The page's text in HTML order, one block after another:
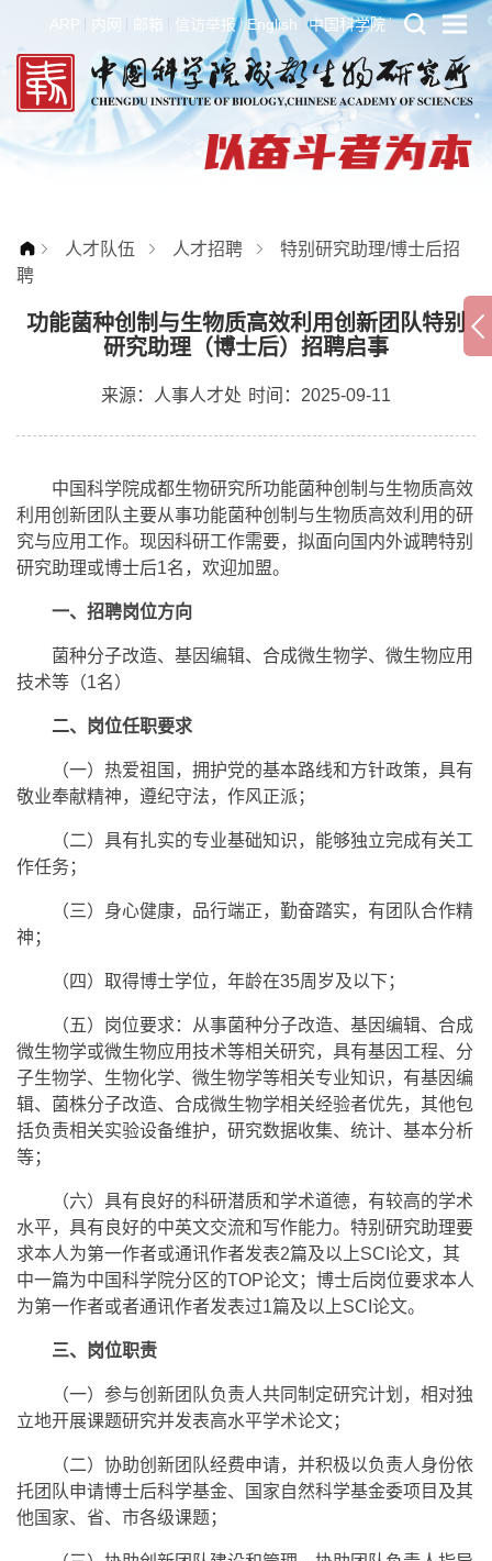
ARP 内网 邮箱 信访举报 English 中国科学院
人才队伍 人才招聘
特别研究助理/博士后招
聘
功能菌种创制与生物质高效利用创新团队特别
研究助理（博士后）招聘启事
来源： 人事人才处 时间：2025-09-11
中国科学院成都生物研究所功能菌种创制与生物质高效
利用创新团队主要从事功能菌种创制与生物质高效利用的研
究与应用工作。现因科研工作需要，拟面向国内外诚聘特别
研究助理或博士后1名，欢迎加盟。
一、招聘岗位方向
菌种分子改造、基因编辑、合成微生物学、微生物应用
技术等（1名）
二、岗位任职要求
（一）热爱祖国，拥护党的基本路线和方针政策，具有
敬业奉献精神，遵纪守法，作风正派；
（二）具有扎实的专业基础知识，能够独立完成有关工
作任务；
（三）身心健康，品行端正，勤奋踏实，有团队合作精
神；
（四）取得博士学位，年龄在35周岁及以下；
（五）岗位要求：从事菌种分子改造、基因编辑、合成
微生物学或微生物应用技术等相关研究，具有基因工程、分
子生物学、生物化学、微生物学等相关专业知识，有基因编
辑、菌株分子改造、合成微生物学相关经验者优先，其他包
括负责相关实验设备维护，研究数据收集、统计、基本分析
等；
（六）具有良好的科研潜质和学术道德，有较高的学术
水平，具有良好的中英文交流和写作能力。特别研究助理要
求本人为第一作者或通讯作者发表2篇及以上SCI论文，其
中一篇为中国科学院分区的TOP论文；博士后岗位要求本人
为第一作者或者通讯作者发表过1篇及以上SCI论文。
三、岗位职责
（一）参与创新团队负责人共同制定研究计划，相对独
立地开展课题研究并发表高水平学术论文；
（二）协助创新团队经费申请，并积极以负责人身份依
托团队申请博士后科学基金、国家自然科学基金委项目及其
他国家、省、市各级课题；